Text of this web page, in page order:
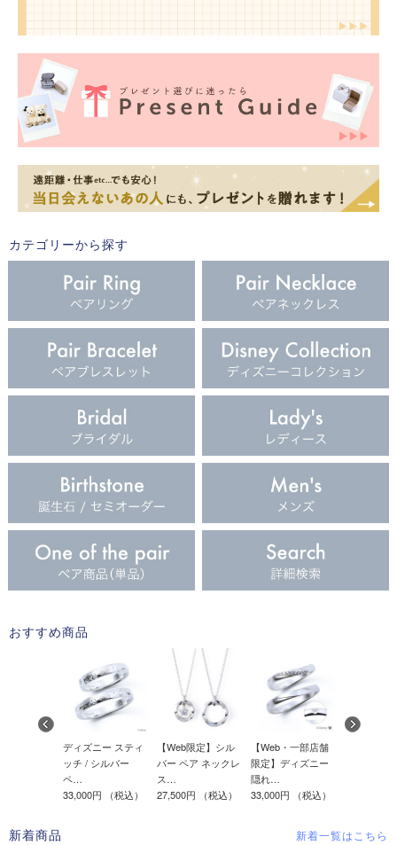
カテゴリーから探す
おすすめ商品
ディズニー スティ
ッチ / シルバー
ペ…
33,000円 （税込）
【Web限定】シル
バー ペア ネックレ
ス…
27,500円 （税込）
【Web・一部店舗
限定】ディズニー
隠れ…
33,000円 （税込）
新着商品 新着一覧はこちら